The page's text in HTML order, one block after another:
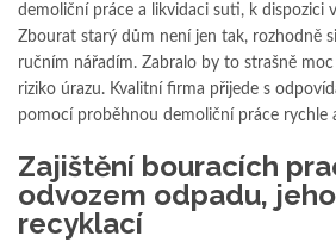
demoliční práce a likvidaci suti, k dispozici
Zbourat starý dům není jen tak, rozhodně
ručním nářadím. Zabralo by to strašně
riziko úrazu. Kvalitní firma přijede s
pomocí proběhnou demoliční práce rychle
Zajištění bouracích
odvozem odpadu,
recyklací